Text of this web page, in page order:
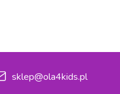
sklep@ola4kids.pl